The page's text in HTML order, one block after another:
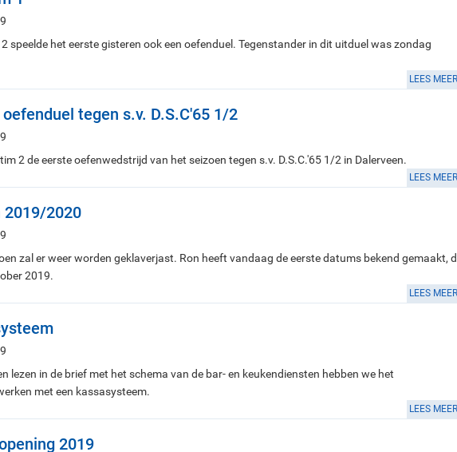
speelde het eerste gisteren ook een oefenduel. Tegenstander in dit uitduel was zondag
LEES MEER
tegen s.v. D.S.C'65 1/2
2 de eerste oefenwedstrijd van het seizoen tegen s.v. D.S.C.'65 1/2 in Dalerveen.
LEES MEER
2019/2020
zal er weer worden geklaverjast. Ron heeft vandaag de eerste datums bekend gemaakt,
2019.
LEES MEER
lezen in de brief met het schema van de bar- en keukendiensten hebben we het
met een kassasysteem.
LEES MEER
2019